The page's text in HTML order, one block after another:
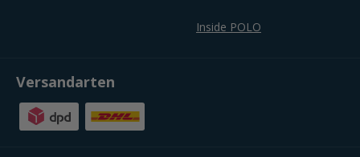
Inside POLO
Versandarten